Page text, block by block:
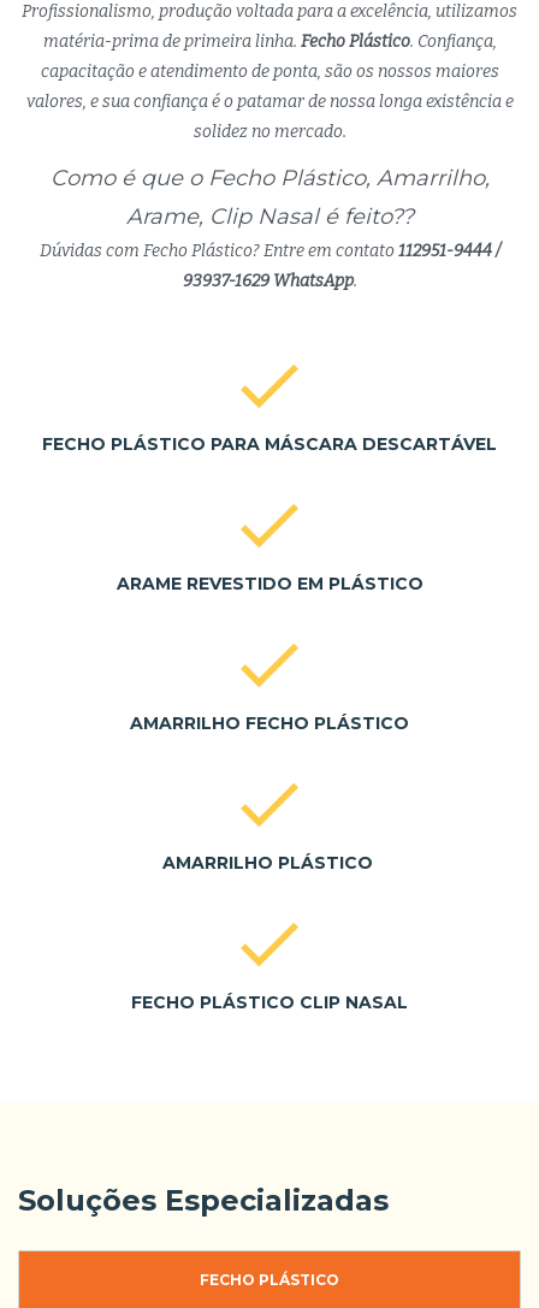
Profissionalismo, produção voltada para a excelência, utilizamos
matéria-prima de primeira linha. Fecho Plástico. Confiança,
capacitação e atendimento de ponta, são os nossos maiores
valores, e sua confiança é o patamar de nossa longa existência e
solidez no mercado.
Como é que o Fecho Plástico, Amarrilho,
Arame, Clip Nasal é feito??
Dúvidas com Fecho Plástico? Entre em contato 112951-9444 /
93937-1629 WhatsApp.
FECHO PLÁSTICO PARA MÁSCARA DESCARTÁVEL
ARAME REVESTIDO EM PLÁSTICO
AMARRILHO FECHO PLÁSTICO
AMARRILHO PLÁSTICO
FECHO PLÁSTICO CLIP NASAL
Soluções Especializadas
FECHO PLÁSTICO